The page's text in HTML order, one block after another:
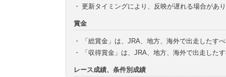
・ 更新タイミングにより、反映が遅れる場合があ
賞金
・
「総賞金」は、JRA、地方、海外で出走したす
・
「収得賞金」は、JRA、地方、海外で出走した
レース成績、条件別成績